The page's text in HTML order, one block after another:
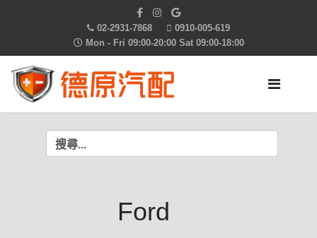
02-2931-7868
0910-005-619
Mon - Fri 09:00-20:00 Sat 09:00-18:00
Ford